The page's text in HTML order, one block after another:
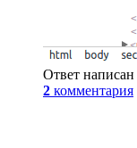
Ответ написан
2 комментария